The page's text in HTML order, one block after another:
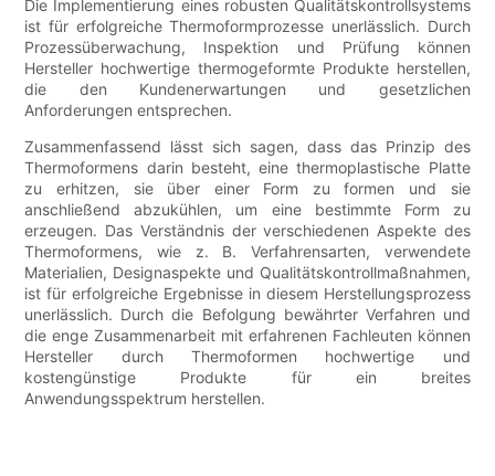
Die Implementierung eines robusten Qualitätskontrollsystems
ist für erfolgreiche Thermoformprozesse unerlässlich. Durch
Prozessüberwachung, Inspektion und Prüfung können
Hersteller hochwertige thermogeformte Produkte herstellen,
die den Kundenerwartungen und gesetzlichen
Anforderungen entsprechen.
Zusammenfassend lässt sich sagen, dass das Prinzip des
Thermoformens darin besteht, eine thermoplastische Platte
zu erhitzen, sie über einer Form zu formen und sie
anschließend abzukühlen, um eine bestimmte Form zu
erzeugen. Das Verständnis der verschiedenen Aspekte des
Thermoformens, wie z. B. Verfahrensarten, verwendete
Materialien, Designaspekte und Qualitätskontrollmaßnahmen,
ist für erfolgreiche Ergebnisse in diesem Herstellungsprozess
unerlässlich. Durch die Befolgung bewährter Verfahren und
die enge Zusammenarbeit mit erfahrenen Fachleuten können
Hersteller durch Thermoformen hochwertige und
kostengünstige Produkte für ein breites
Anwendungsspektrum herstellen.